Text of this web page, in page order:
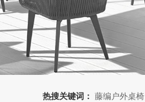
热搜关键词： 藤编户外桌椅